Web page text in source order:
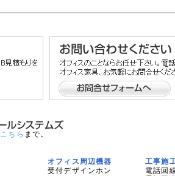
こちら まで。
オフィス周辺機器
受付デザインホン
工事施
電話回